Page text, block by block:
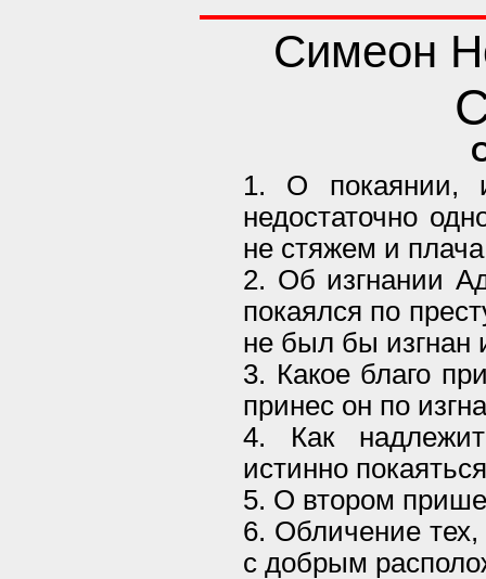
Симеон
1. О покаянии,
недостаточно
не стяжем и
2. Об изгнании
покаялся по
не был бы изгнан
3. Какое благо
принес он по
4. Как
истинно
5. О втором
6. Обличение
с добрым